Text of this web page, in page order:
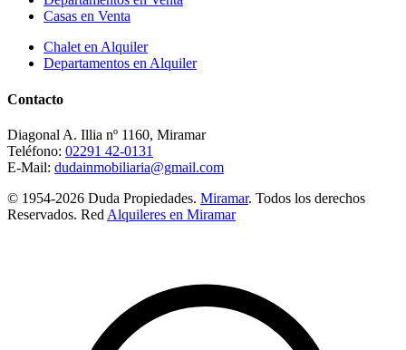
Casas en Venta
Chalet en Alquiler
Departamentos en Alquiler
Contacto
Diagonal A. Illia nº 1160, Miramar
Teléfono: 02291 42-0131
E-Mail: dudainmobiliaria@gmail.com
© 1954-2026 Duda Propiedades. Miramar. Todos los derechos
Reservados. Red Alquileres en Miramar